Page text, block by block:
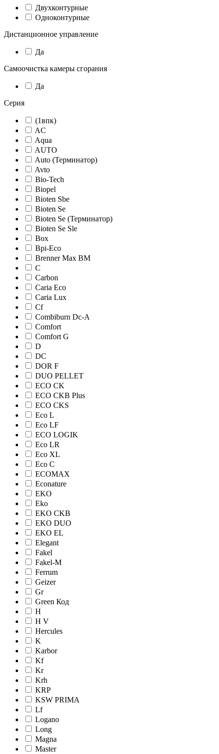
Двухконтурные
Одноконтурные
Дистанционное управление
Да
Самоочистка камеры сгорания
Да
Серия
(1впк)
AC
Aqua
AUTO
Auto (Терминатор)
Avto
Bio-Tech
Biopel
Bioten Sbe
Bioten Se
Bioten Se (Терминатор)
Bioten Se Sle
Box
Bpi-Eco
Brenner Max BM
C
Carbon
Caria Eco
Caria Lux
Cf
Combiburn Dc-A
Comfort
Comfort G
D
DC
DOR F
DUO PELLET
ECO CK
ECO CKB Plus
ECO CKS
Eco L
Eco LF
ECO LOGIK
Eco LR
Eco XL
Eco С
ECOMAX
Econature
EKO
Eko
EKO CKB
EKO DUO
EKO EL
Elegant
Fakel
Fakel-M
Ferrum
Geizer
Gr
Green Код
H
H V
Hercules
K
Karbor
Kf
Kr
Krh
KRP
KSW PRIMA
Lf
Logano
Long
Magna
Master